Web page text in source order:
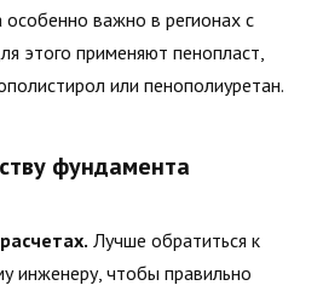
важно в регионах с
этого применяют пенопласт,
или пенополиуретан.
фундамента
Лучше обратиться к
инженеру, чтобы правильно